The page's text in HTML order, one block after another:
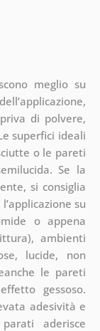
meglio su
di polvere,
superfici ideali
o le pareti
Se la
si consiglia
su
o appena
ambienti
lucide, non
le pareti
gessoso.
adesività e
aderisce